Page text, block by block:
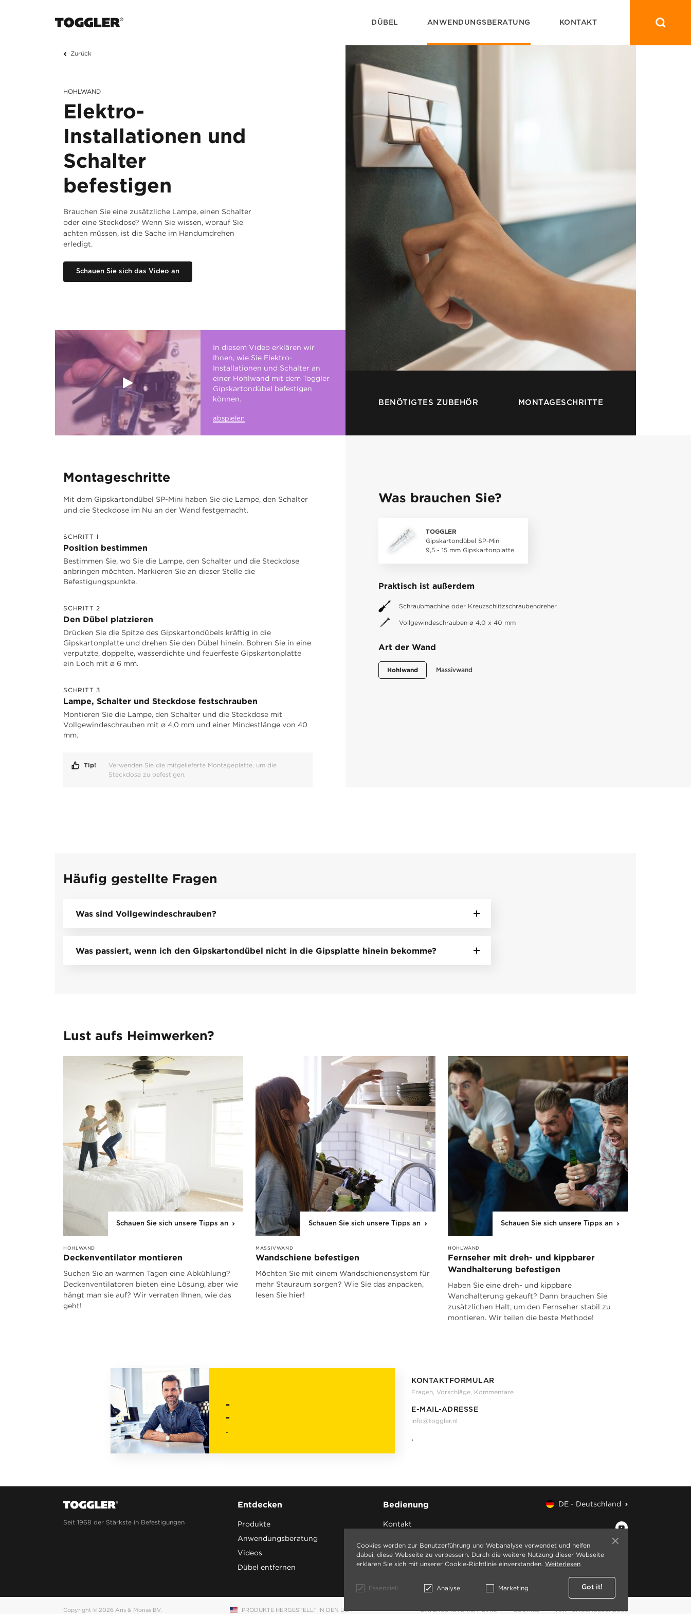
DÜBEL ANWENDUNGSBERATUNG KONTAKT
Zurück
HOHLWAND
Elektro-
Installationen und
Schalter
befestigen
Brauchen Sie eine zusätzliche Lampe, einen Schalter
oder eine Steckdose? Wenn Sie wissen, worauf Sie
achten müssen, ist die Sache im Handumdrehen
erledigt.
Schauen Sie sich das Video an
In diesem Video erklären wir
Ihnen, wie Sie Elektro-
Installationen und Schalter an
einer Hohlwand mit dem Toggler
Gipskartondübel befestigen
können.
abspielen
BENÖTIGTES ZUBEHÖR MONTAGESCHRITTE
Montageschritte
Mit dem Gipskartondübel SP-Mini haben Sie die Lampe, den Schalter
und die Steckdose im Nu an der Wand festgemacht.
SCHRITT 1
Position bestimmen
Bestimmen Sie, wo Sie die Lampe, den Schalter und die Steckdose
anbringen möchten. Markieren Sie an dieser Stelle die
Befestigungspunkte.
SCHRITT 2
Den Dübel platzieren
Drücken Sie die Spitze des Gipskartondübels kräftig in die
Gipskartonplatte und drehen Sie den Dübel hinein. Bohren Sie in eine
verputzte, doppelte, wasserdichte und feuerfeste Gipskartonplatte
ein Loch mit ø 6 mm.
SCHRITT 3
Lampe, Schalter und Steckdose festschrauben
Montieren Sie die Lampe, den Schalter und die Steckdose mit
Vollgewindeschrauben mit ø 4,0 mm und einer Mindestlänge von 40
mm.
Tip!
Verwenden Sie die mitgelieferte Montageplatte, um die
Steckdose zu befestigen.
Was brauchen Sie?
TOGGLER
Gipskartondübel SP-Mini
9,5 - 15 mm Gipskartonplatte
Praktisch ist außerdem
Schraubmachine oder Kreuzschlitzschraubendreher
Vollgewindeschrauben ø 4,0 x 40 mm
Art der Wand
Hohlwand Massivwand
Häufig gestellte Fragen
Was sind Vollgewindeschrauben?
Was passiert, wenn ich den Gipskartondübel nicht in die Gipsplatte hinein bekomme?
Lust aufs Heimwerken?
Schauen Sie sich unsere Tipps an
HOHLWAND
Deckenventilator montieren
Suchen Sie an warmen Tagen eine Abkühlung?
Deckenventilatoren bieten eine Lösung, aber wie
hängt man sie auf? Wir verraten Ihnen, wie das
geht!
Schauen Sie sich unsere Tipps an
MASSIVWAND
Wandschiene befestigen
Möchten Sie mit einem Wandschienensystem für
mehr Stauraum sorgen? Wie Sie das anpacken,
lesen Sie hier!
Schauen Sie sich unsere Tipps an
HOHLWAND
Fernseher mit dreh- und kippbarer
Wandhalterung befestigen
Haben Sie eine dreh- und kippbare
Wandhalterung gekauft? Dann brauchen Sie
zusätzlichen Halt, um den Fernseher stabil zu
montieren. Wir teilen die beste Methode!
-
-
-
KONTAKTFORMULAR
Fragen, Vorschläge, Kommentare
E-MAIL-ADRESSE
info@toggler.nl
.
Seit 1968 der Stärkste in Befestigungen
Entdecken
Produkte
Anwendungsberatung
Videos
Dübel entfernen
Bedienung
Kontakt
DE - Deutschland
DATENSCHUTZRICHTLINIE COOKIES HAFTUNGSAUSSCHLUSS
PRODUKTE HERGESTELLT IN DEN USA
Copyright © 2026 Aris & Monas BV.
Cookies werden zur Benutzerführung und Webanalyse verwendet und helfen
dabei, diese Webseite zu verbessern. Durch die weitere Nutzung dieser Webseite
erklären Sie sich mit unserer Cookie-Richtlinie einverstanden. Weiterlesen
Essenziell Analyse Marketing Got it!